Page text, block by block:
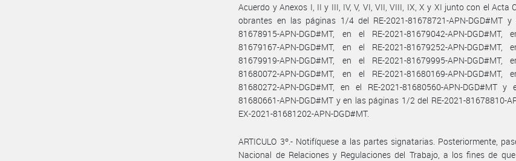
Acuerdo y Anexos I, II y III, IV, V, VI, VII, VIII, IX, X y XI junto con el Acta
obrantes en las páginas 1/4 del RE-2021-81678721-APN-DGD#MT y
81678915-APN-DGD#MT, en el RE-2021-81679042-APN-DGD#MT,
81679167-APN-DGD#MT, en el RE-2021-81679252-APN-DGD#MT,
81679919-APN-DGD#MT, en el RE-2021-81679995-APN-DGD#MT,
81680072-APN-DGD#MT, en el RE-2021-81680169-APN-DGD#MT,
81680272-APN-DGD#MT, en el RE-2021-81680560-APN-DGD#MT y
81680661-APN-DGD#MT y en las páginas 1/2 del RE-2021-81678810-
EX-2021-81681202-APN-DGD#MT.
ARTICULO 3º.- Notifíquese a las partes signatarias. Posteriormente,
Nacional de Relaciones y Regulaciones del Trabajo, a los fines de